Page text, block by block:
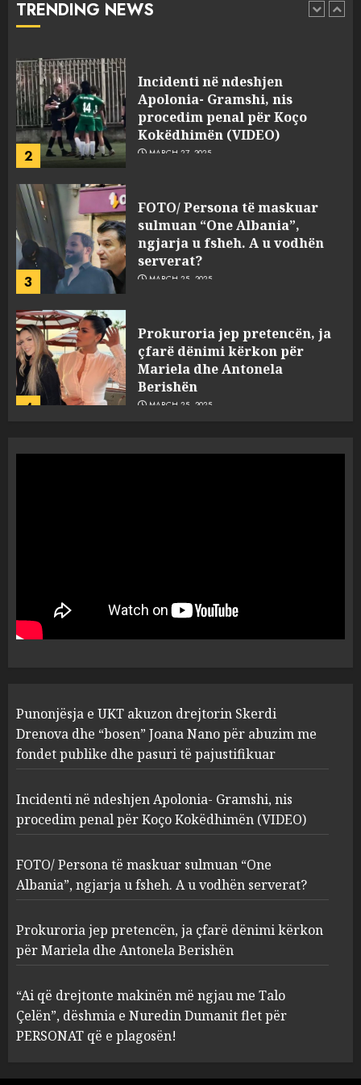
TRENDING NEWS
1
pasuri të pajustifikuar
2
Apolonia- Gramshi, nis
procedim penal për Koço
Kokëdhimën (VIDEO)
MARCH 27, 2025
3
sulmuan “One Albania”,
ngjarja u fsheh. A u vodhën
serverat?
MARCH 25, 2025
4
çfarë dënimi kërkon për
Mariela dhe Antonela
Berishën
MARCH 25, 2025
1
“bosen” Joana Nano për
abuzim me fondet publike dhe
pasuri të pajustifikuar
2
Apolonia- Gramshi, nis
procedim penal për Koço
Kokëdhimën (VIDEO)
MARCH 27, 2025
3
FOTO/ Persona të maskuar
sulmuan “One Albania”,
ngjarja u fsheh. A u vodhën
serverat?
4
Prokuroria jep pretencën, ja
çfarë dënimi kërkon për
Berishën
MARCH 25, 2025
“Ai që drejtonte makinën më
Punonjësja e UKT akuzon drejtorin Skerdi
Drenova dhe “bosen” Joana Nano për abuzim me
fondet publike dhe pasuri të pajustifikuar
Incidenti në ndeshjen Apolonia- Gramshi, nis
procedim penal për Koço Kokëdhimën (VIDEO)
FOTO/ Persona të maskuar sulmuan “One
Albania”, ngjarja u fsheh. A u vodhën serverat?
Prokuroria jep pretencën, ja çfarë dënimi kërkon
për Mariela dhe Antonela Berishën
“Ai që drejtonte makinën më ngjau me Talo
Çelën”, dëshmia e Nuredin Dumanit flet për
PERSONAT që e plagosën!